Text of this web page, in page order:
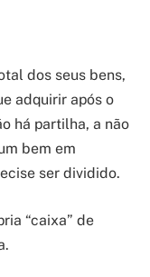
dos seus bens,
adquirir após o
há partilha, a não
bem em
ser dividido.
“caixa” de